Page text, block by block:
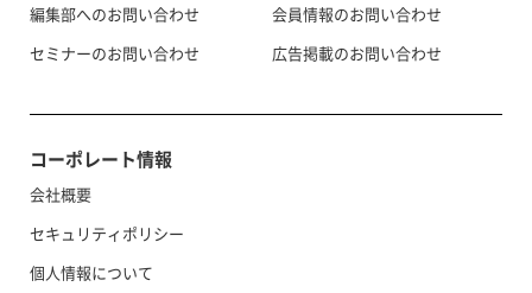
編集部へのお問い合わせ
セミナーのお問い合わせ
会員情報のお問い合わせ
広告掲載のお問い合わせ
コーポレート情報
会社概要
セキュリティポリシー
個人情報について